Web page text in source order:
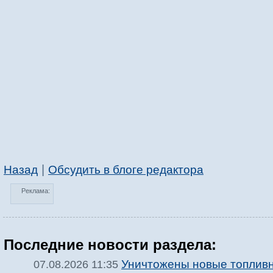
Назад Обсудить в блоге редактора
Реклама:
Последние новости раздела:
07.08.2026 11:35 Уничтожены новые